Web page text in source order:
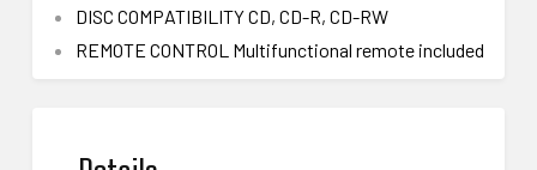
DISC COMPATIBILITY CD, CD-R, CD-RW
REMOTE CONTROL Multifunctional remote included